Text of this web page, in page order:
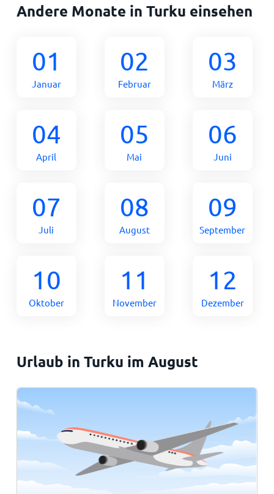
Andere Monate in Turku einsehen
01
Januar
02
Februar
03
März
04
April
05
Mai
06
Juni
07
Juli
08
August
09
September
10
Oktober
11
November
12
Dezember
Urlaub in Turku im August